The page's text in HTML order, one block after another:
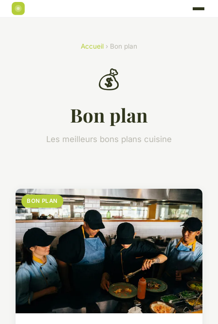
Accueil › Bon plan
💰
Bon plan
Les meilleurs bons plans cuisine
BON PLAN